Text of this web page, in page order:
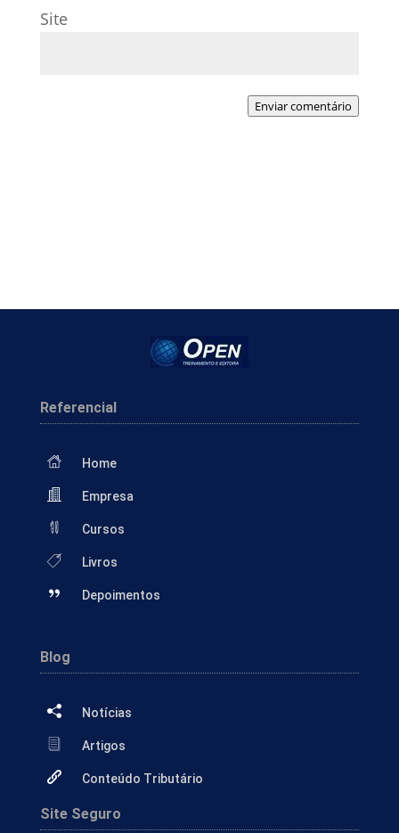
Site
Enviar comentário
Referencial
Home
Empresa
Cursos
Livros
Depoimentos
Blog
Notícias
Artigos
Conteúdo Tributário
Site Seguro